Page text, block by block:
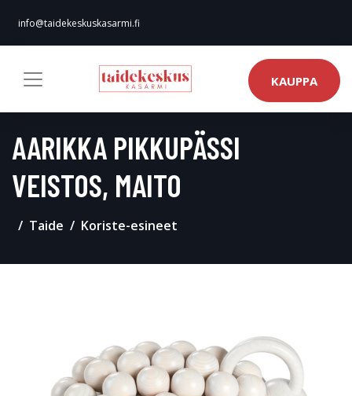
info@taidekeskuskasarmi.fi
KAUPPA
AARIKKA PIKKUPÄSSI
VEISTOS, MAITO
Taide Koriste-esineet